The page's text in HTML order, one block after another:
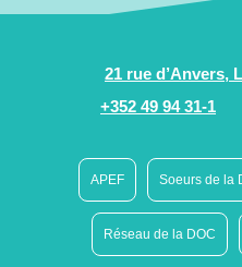
21 rue d’Anvers,
+352 49 94 31-1
APEF Soeurs de la
Réseau de la DOC